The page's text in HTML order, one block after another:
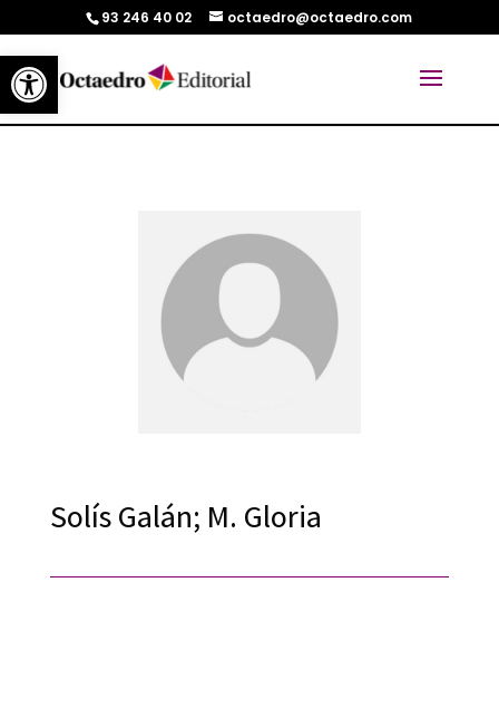
Abrir barra de herramientas
93 246 40 02 octaedro@octaedro.com
Solís Galán; M. Gloria